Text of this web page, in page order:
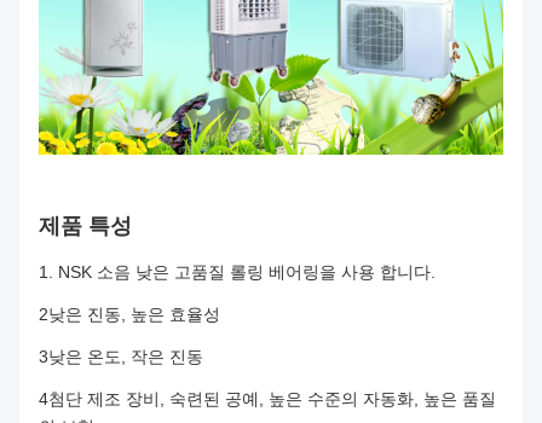
제품 특성
1. NSK 소음 낮은 고품질 롤링 베어링을 사용 합니다.
2낮은 진동, 높은 효율성
3낮은 온도, 작은 진동
4첨단 제조 장비, 숙련된 공예, 높은 수준의 자동화, 높은 품질